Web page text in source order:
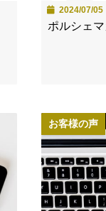
2024/07/05
ポルシェ
お客様の声